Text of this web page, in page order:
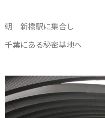
朝 新橋駅に集合し
千葉にある秘密基地へ